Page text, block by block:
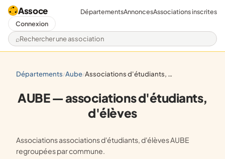
Assoce
Rechercher une association
DépartementsAnnoncesAssociations inscrites
Connexion
départements/ aube/ associations d'étudiants, d'élèves
AUBE — associations d'étudiants,
d'élèves
Associations associations d'étudiants, d'élèves AUBE
regroupées par commune.